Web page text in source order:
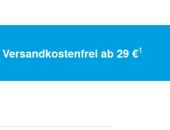
Versandkostenfrei ab 29 €1